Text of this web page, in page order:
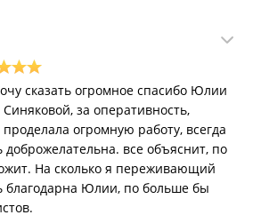
сказать огромное спасибо Юлии
за оперативность,
огромную работу, всегда
доброжелательна. все объяснит, по
На сколько я переживающий
благодарна Юлии, по больше бы